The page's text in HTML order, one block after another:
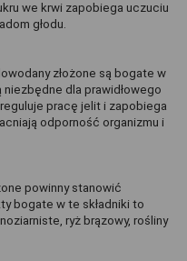
we krwi zapobiega uczuciu
głodu.
złożone są bogate w
niezbędne dla prawidłowego
pracę jelit i zapobiega
odporność organizmu i
powinny stanowić
bogate w te składniki to
ryż brązowy, rośliny